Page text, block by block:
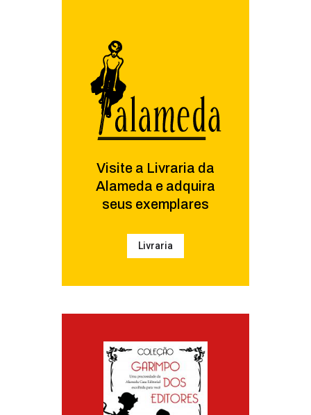
Visite a Livraria da
Alameda e adquira
seus exemplares
Livraria